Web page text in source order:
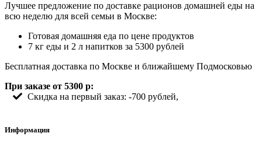
Лучшее предложение по доставке рационов домашней еды на
всю неделю для всей семьи в Москве:
Готовая домашняя еда по цене продуктов
7 кг еды и 2 л напитков за 5300 рублей
Бесплатная доставка по Москве и ближайшему Подмосковью
При заказе от 5300 р:
Скидка на первый заказ: -700 рублей,
Информация